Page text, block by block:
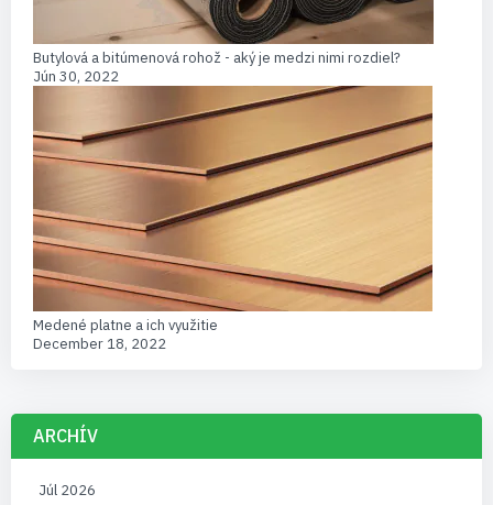
Butylová a bitúmenová rohož - aký je medzi nimi rozdiel?
Jún 30, 2022
Medené platne a ich využitie
December 18, 2022
ARCHÍV
Júl 2026